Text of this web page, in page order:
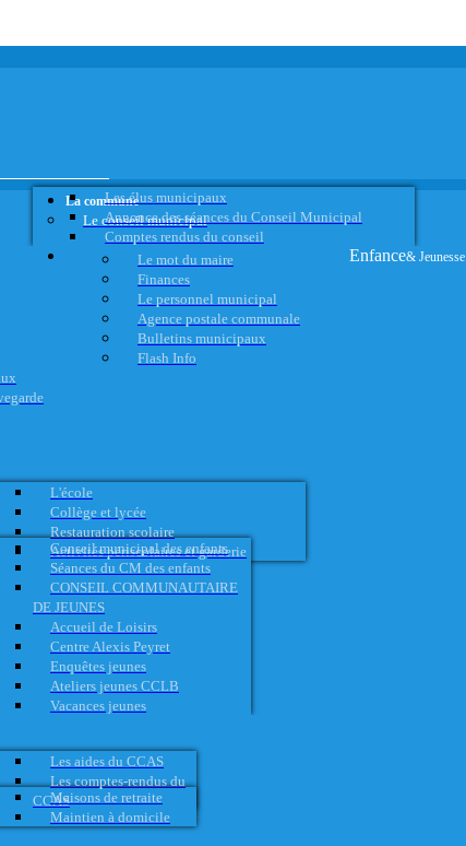
La commune
Le conseil municipal
Les élus municipaux
Annonce des séances du Conseil Municipal
Comptes rendus du conseil
Le mot du maire
Finances
Le personnel municipal
Agence postale communale
Bulletins municipaux
Flash Info
Enfance& Jeunesse
L'école
Collège et lycée
Restauration scolaire
Activités périscolaires et garderie
Conseil municipal des enfants
Séances du CM des enfants
CONSEIL COMMUNAUTAIRE
DE JEUNES
Accueil de Loisirs
Centre Alexis Peyret
Enquêtes jeunes
Ateliers jeunes CCLB
Vacances jeunes
Les aides du CCAS
Les comptes-rendus du
CCASMaisons de retraite
Maintien à domicile